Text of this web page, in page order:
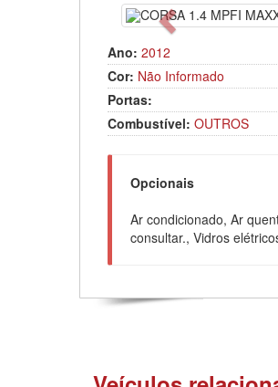
Anterior
Ano: 2012
Cor: Não Informado
Portas:
Combustível: OUTROS
Opcionais
Ar condicionado, Ar
consultar., Vidros